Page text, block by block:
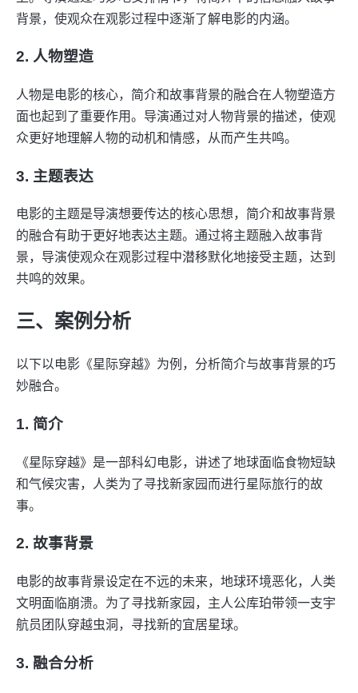
背景，使观众在观影过程中逐渐了解电影的内涵。
2. 人物塑造
人物是电影的核心，简介和故事背景的融合在人物塑造方
面也起到了重要作用。导演通过对人物背景的描述，使观
众更好地理解人物的动机和情感，从而产生共鸣。
3. 主题表达
电影的主题是导演想要传达的核心思想，简介和故事背景
的融合有助于更好地表达主题。通过将主题融入故事背
景，导演使观众在观影过程中潜移默化地接受主题，达到
共鸣的效果。
三、案例分析
以下以电影《星际穿越》为例，分析简介与故事背景的巧
妙融合。
1. 简介
《星际穿越》是一部科幻电影，讲述了地球面临食物短缺
和气候灾害，人类为了寻找新家园而进行星际旅行的故
事。
2. 故事背景
电影的故事背景设定在不远的未来，地球环境恶化，人类
文明面临崩溃。为了寻找新家园，主人公库珀带领一支宇
航员团队穿越虫洞，寻找新的宜居星球。
3. 融合分析